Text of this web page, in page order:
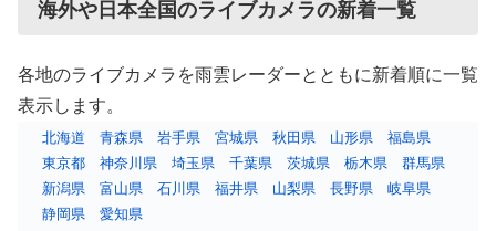
海外や日本全国のライブカメラの新着一覧
各地のライブカメラを雨雲レーダーとともに新着順に一覧
表示します。
北海道 青森県 岩手県 宮城県 秋田県 山形県
福島県
東京都
神奈川県 埼玉県 千葉県 茨城県 栃木県
群馬県
新潟県
富山県 石川県 福井県 山梨県 長野県
岐阜県
静岡県
愛知県